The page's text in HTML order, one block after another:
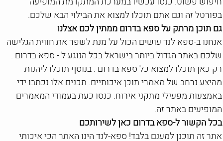
בפורטל זה וגם אתם תוכלו למצוא את הבילוי הבא שלכם.
גם תוכן מרתק על ספא בדרום ממתין לכם אצלנו
אנחנו ב-ספא לנד עושים הכול על מנת לשפר את חווית הגלישה
שלכם באתר הגדול ביותר בישראל בכל הנוגע ל - ספא בדרום .
רק כאן תוכלו למצוא כל ספא בדרום . בנוסף תוכלו ליהנות
מהיצע נרחב של מאמרי תוכן איכותיים. תכנים אלו נכתבו ידי
באמצעות מפעילי מתקני אירוח. כנסו כעת בעמודי המאמרים
המופיעים באתר זה.
בכל הקשור ל-ספא בדרום כאן לשירותכם
אתר זה תוכנן למענם בלבד! ספא-לנד הינו האתר הכי איכותי